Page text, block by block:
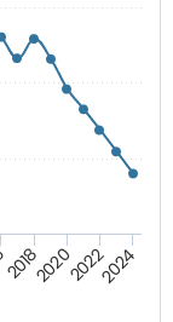
2018202020222024